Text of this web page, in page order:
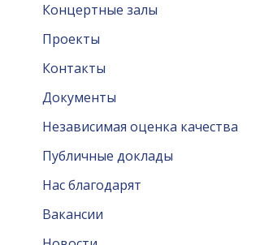
Концертные залы
Проекты
Контакты
Документы
Независимая оценка качества
Публичные доклады
Нас благодарят
Вакансии